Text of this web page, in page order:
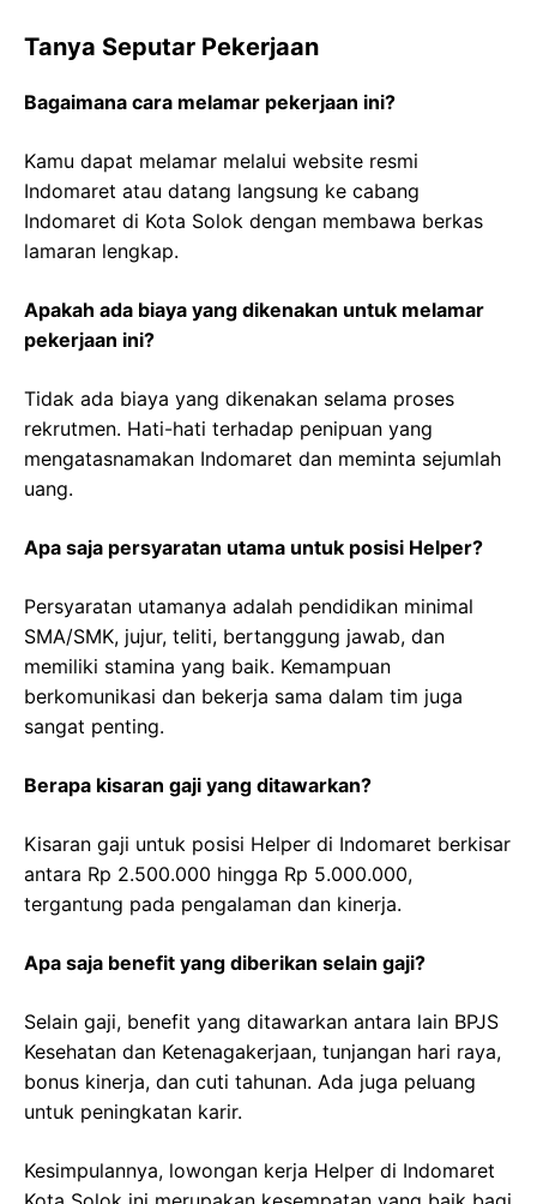
Tanya Seputar Pekerjaan
Bagaimana cara melamar pekerjaan ini?
Kamu dapat melamar melalui website resmi
Indomaret atau datang langsung ke cabang
Indomaret di Kota Solok dengan membawa berkas
lamaran lengkap.
Apakah ada biaya yang dikenakan untuk melamar
pekerjaan ini?
Tidak ada biaya yang dikenakan selama proses
rekrutmen. Hati-hati terhadap penipuan yang
mengatasnamakan Indomaret dan meminta sejumlah
uang.
Apa saja persyaratan utama untuk posisi Helper?
Persyaratan utamanya adalah pendidikan minimal
SMA/SMK, jujur, teliti, bertanggung jawab, dan
memiliki stamina yang baik. Kemampuan
berkomunikasi dan bekerja sama dalam tim juga
sangat penting.
Berapa kisaran gaji yang ditawarkan?
Kisaran gaji untuk posisi Helper di Indomaret berkisar
antara Rp 2.500.000 hingga Rp 5.000.000,
tergantung pada pengalaman dan kinerja.
Apa saja benefit yang diberikan selain gaji?
Selain gaji, benefit yang ditawarkan antara lain BPJS
Kesehatan dan Ketenagakerjaan, tunjangan hari raya,
bonus kinerja, dan cuti tahunan. Ada juga peluang
untuk peningkatan karir.
Kesimpulannya, lowongan kerja Helper di Indomaret